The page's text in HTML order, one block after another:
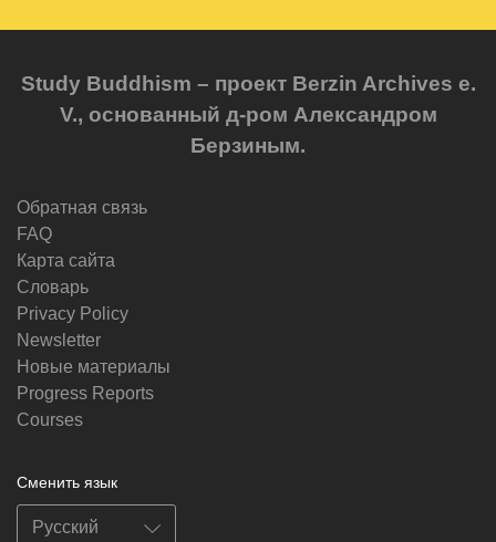
Study Buddhism – проект Berzin Archives e.
V., основанный д-ром Александром
Берзиным.
Обратная связь
FAQ
Карта сайта
Словарь
Privacy Policy
Newsletter
Новые материалы
Progress Reports
Courses
Сменить язык